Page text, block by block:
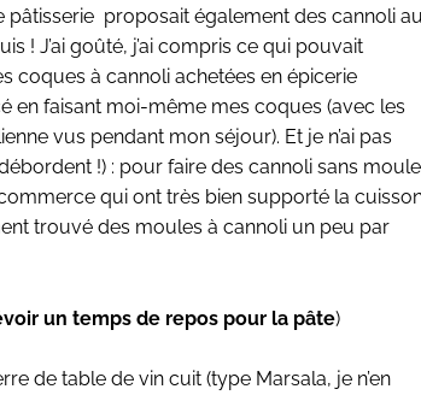
pâtisserie proposait également des cannoli
! J’ai goûté, j’ai compris ce qui pouvait
coques à cannoli achetées en épicerie
en faisant moi-même mes coques (avec les
vus pendant mon séjour). Et je n’ai pas
!) : pour faire des cannoli sans moule
qui ont très bien supporté la
trouvé des moules à cannoli un peu par
un temps de repos pour la pâte)
de table de vin cuit (type Marsala, je n’en